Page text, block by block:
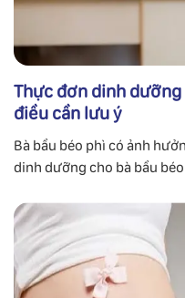
Thực đơn dinh
điều cần lưu ý
Bà bầu béo phì có ảnh
dinh dưỡng cho bà bầu